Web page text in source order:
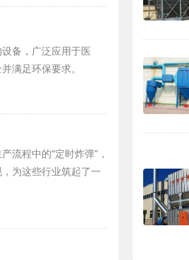
备，广泛应用于医
满足环保要求。
流程中的“定时炸弹”，
为这些行业筑起了一